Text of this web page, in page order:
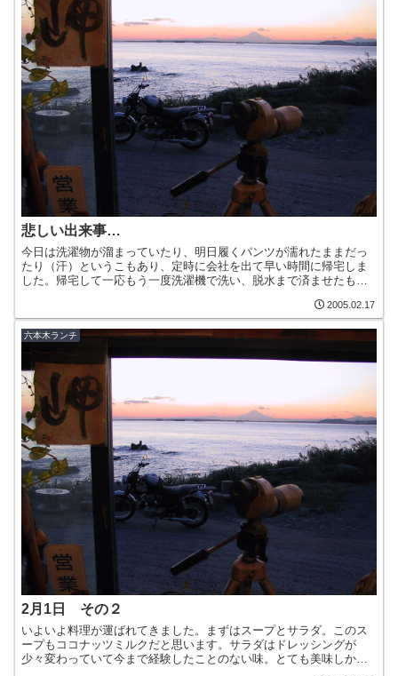
悲しい出来事…
今日は洗濯物が溜まっていたり、明日履くパンツが濡れたままだっ
たり（汗）というこもあり、定時に会社を出て早い時間に帰宅しま
した。帰宅して一応もう一度洗濯機で洗い、脱水まで済ませたもの
2005.02.17
六本木ランチ
2月1日 その２
いよいよ料理が運ばれてきました。まずはスープとサラダ。このス
ープもココナッツミルクだと思います。サラダはドレッシングが
少々変わっていて今まで経験したことのない味。とても美味しかっ